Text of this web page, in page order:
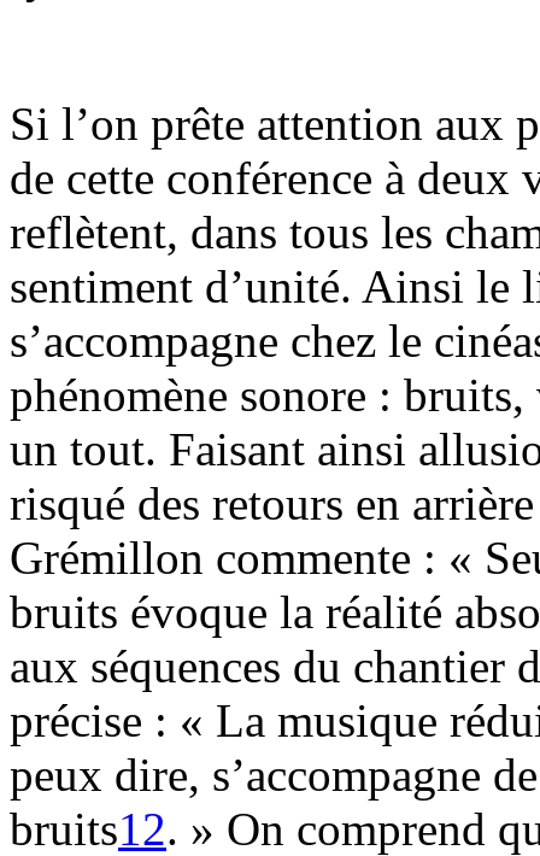
Si l’on prête attention aux
de cette conférence à
reflètent, dans tous les
sentiment d’unité. Ainsi le
s’accompagne chez le
phénomène sonore :
un tout. Faisant ainsi
risqué des retours en
Grémillon commente : «
bruits évoque la réalité
aux séquences du chantier
précise : « La musique
peux dire, s’accompagne
bruits12. » On comprend